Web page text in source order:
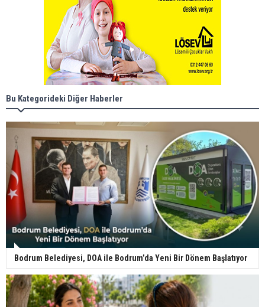
Bu Kategorideki Diğer Haberler
Bodrum Belediyesi, DOA ile Bodrum’da Yeni Bir Dönem Başlatıyor